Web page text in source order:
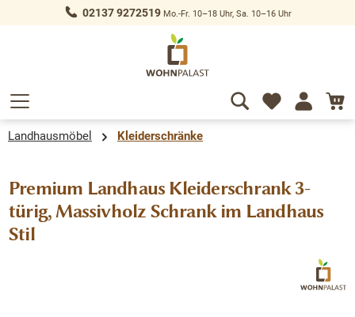
springen 02137 9272519Mo.-Fr. 10–18 Uhr, Sa. 10–16 Uhr
Landhausmöbel Kleiderschränke
Premium Landhaus Kleiderschrank 3-
türig, Massivholz Schrank im Landhaus
Stil